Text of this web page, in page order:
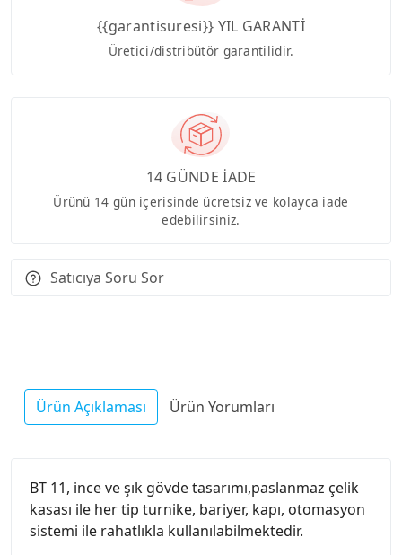
{{garantisuresi}} YIL GARANTİ
Üretici/distribütör garantilidir.
14 GÜNDE İADE
Ürünü 14 gün içerisinde ücretsiz ve kolayca iade
edebilirsiniz.
Satıcıya Soru Sor
Ürün Açıklaması Ürün Yorumları
BT 11, ince ve şık gövde tasarımı,paslanmaz çelik
kasası ile her tip turnike, bariyer, kapı, otomasyon
sistemi ile rahatlıkla kullanılabilmektedir.